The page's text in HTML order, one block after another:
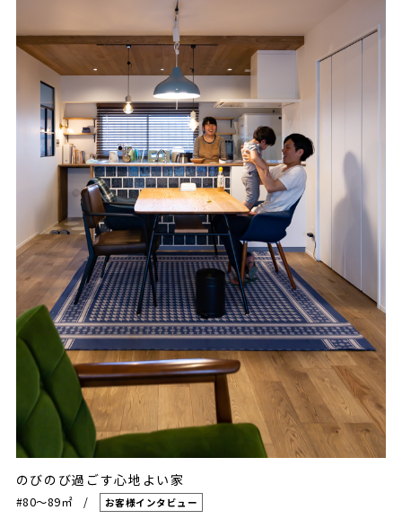
のびのび過ごす心地よい家
#80〜89㎡ お客様インタビュー